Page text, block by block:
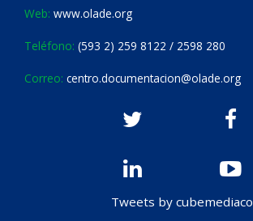
Web: www.olade.org
Teléfono: (593 2) 259 8122 / 2598 280
Correo: centro.documentacion@olade.org
Tweets by cubemediaco